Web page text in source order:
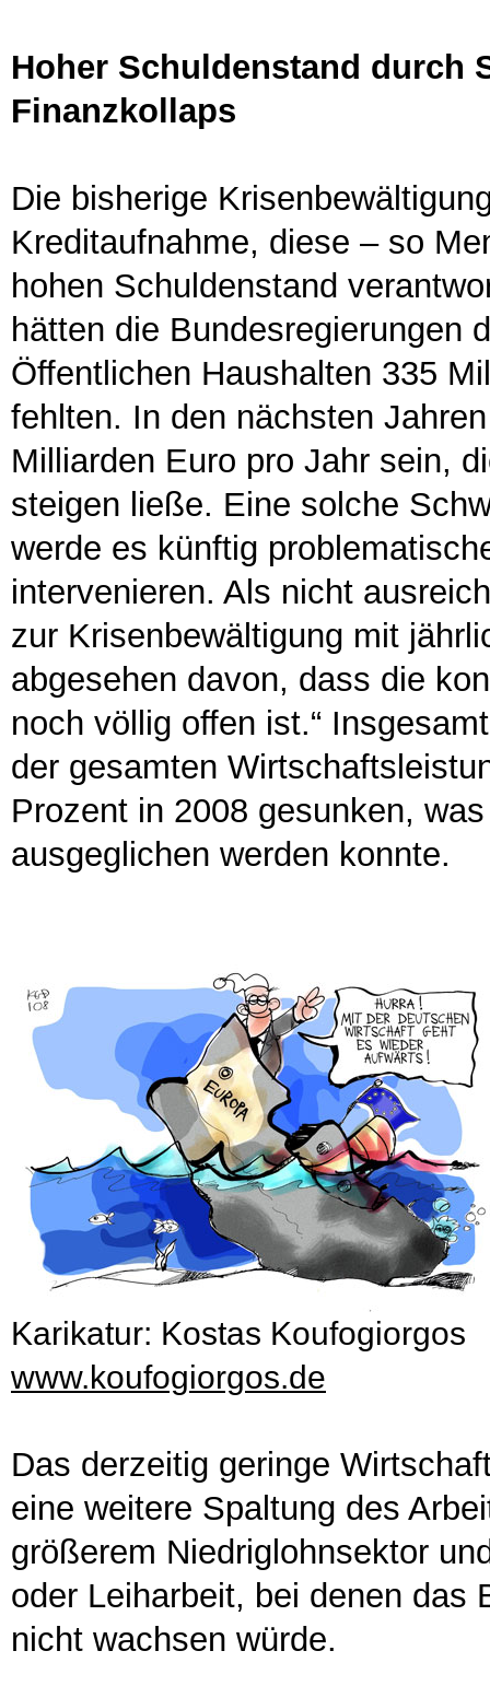
Hoher Schuldenstand durch
Finanzkollaps
Die bisherige
Kreditaufnahme, diese – so
hohen Schuldenstand
hätten die Bundesregierungen
Öffentlichen Haushalten 335
fehlten. In den nächsten
Milliarden Euro pro Jahr sein,
steigen ließe. Eine solche
werde es künftig
intervenieren. Als nicht
zur Krisenbewältigung mit
abgesehen davon, dass die
noch völlig offen ist.“
der gesamten
Prozent in 2008 gesunken,
ausgeglichen werden konnte.
Karikatur: Kostas Koufogiorgos
www.koufogiorgos.de
Das derzeitig geringe
eine weitere Spaltung des
größerem Niedriglohnsektor
oder Leiharbeit, bei denen das
nicht wachsen würde.